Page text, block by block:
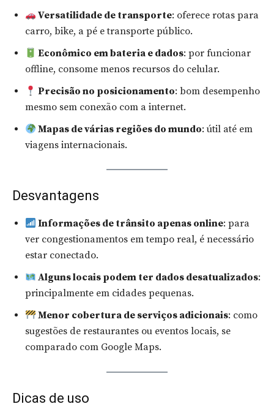
Versatilidade de transporte: oferece rotas para
carro, bike, a pé e transporte público.
Econômico em bateria e dados: por funcionar
offline, consome menos recursos do celular.
Precisão no posicionamento: bom desempenho
mesmo sem conexão com a internet.
Mapas de várias regiões do mundo: útil até em
viagens internacionais.
Desvantagens
Informações de trânsito apenas online: para
ver congestionamentos em tempo real, é necessário
estar conectado.
Alguns locais podem ter dados desatualizados:
principalmente em cidades pequenas.
Menor cobertura de serviços adicionais: como
sugestões de restaurantes ou eventos locais, se
comparado com Google Maps.
Dicas de uso